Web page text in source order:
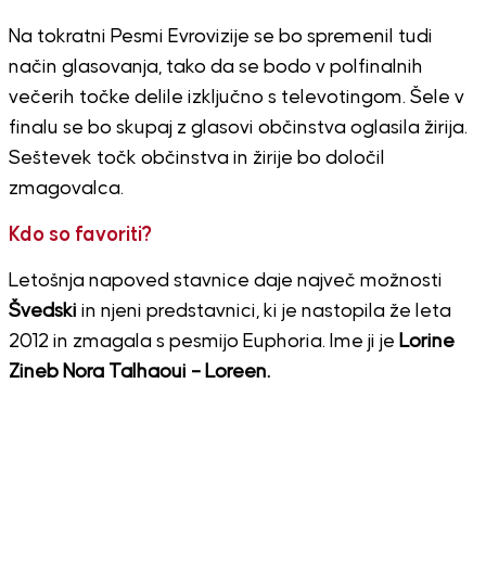
Na tokratni Pesmi Evrovizije se bo spremenil tudi
način glasovanja, tako da se bodo v polfinalnih
večerih točke delile izključno s televotingom. Šele v
finalu se bo skupaj z glasovi občinstva oglasila žirija.
Seštevek točk občinstva in žirije bo določil
zmagovalca.
Kdo so favoriti?
Letošnja napoved stavnice daje največ možnosti
Švedski in njeni predstavnici, ki je nastopila že leta
2012 in zmagala s pesmijo Euphoria. Ime ji je Lorine
Zineb Nora Talhaoui – Loreen.